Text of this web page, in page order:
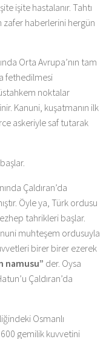
işite hastalanır. Tahtı
zafer haberlerini hergün
Orta Avrupa’nın tam
fethedilmesi
noktalar
Kanuni, kuşatmanın ilk
askeriyle saf tutarak
Çaldıran’da
Öyle ya, Türk ordusu
tahrikleri başlar.
muhteşem ordusuyla
birer birer ezerek
namusu” der. Oysa
Çaldıran’da
Osmanlı
600 gemilik kuvvetini